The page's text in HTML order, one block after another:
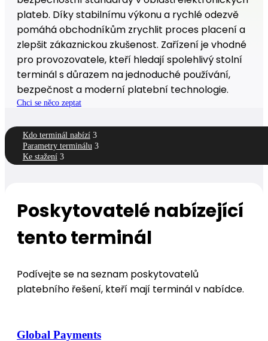
plateb. Díky stabilnímu výkonu a rychlé odezvě
pomáhá obchodníkům zrychlit proces placení a
zlepšit zákaznickou zkušenost. Zařízení je vhodné
pro provozovatele, kteří hledají spolehlivý stolní
terminál s důrazem na jednoduché používání,
bezpečnost a moderní platební technologie.
Chci se něco zeptat
Kdo terminál nabízí
Parametry terminálu
Ke stažení
Poskytovatelé nabízející
tento terminál
Podívejte se na seznam poskytovatelů
platebního řešení, kteří mají terminál v nabídce.
Global Payments